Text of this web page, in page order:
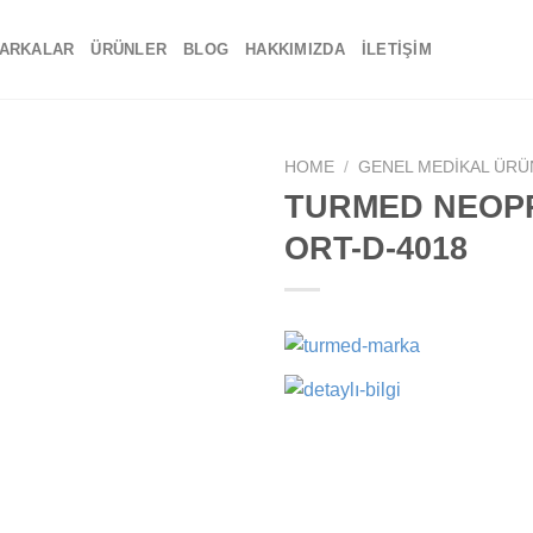
ÜRÜNLER BLOG HAKKIMIZDA İLETIŞIM
HOME / GENEL MEDIKAL
TURMED
ORT-D-4018